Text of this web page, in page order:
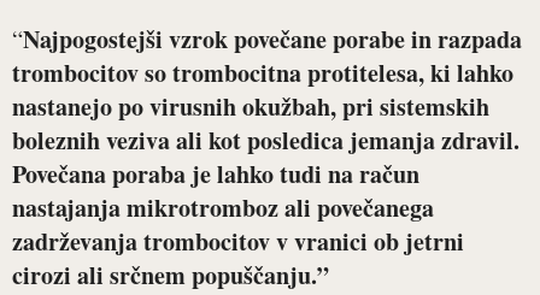
“Najpogostejši vzrok povečane porabe in razpada
trombocitov so trombocitna protitelesa, ki lahko
nastanejo po virusnih okužbah, pri sistemskih
boleznih veziva ali kot posledica jemanja zdravil.
Povečana poraba je lahko tudi na račun
nastajanja mikrotromboz ali povečanega
zadrževanja trombocitov v vranici ob jetrni
cirozi ali srčnem popuščanju.”